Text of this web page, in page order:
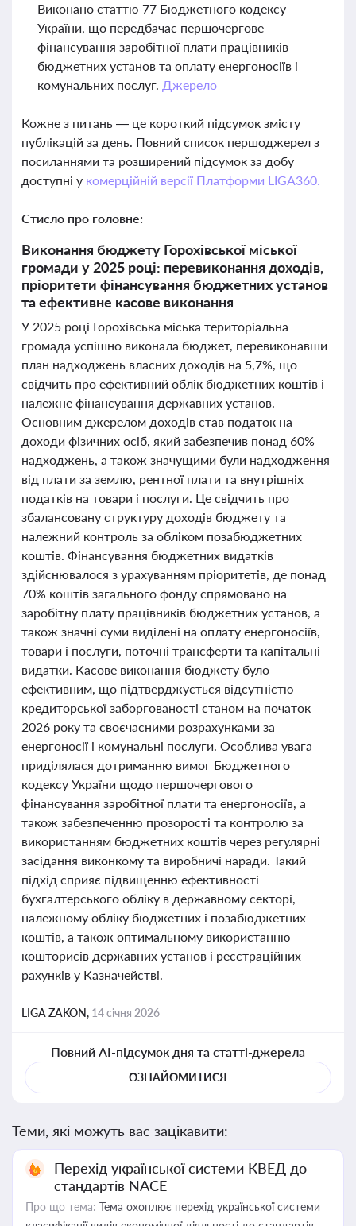
Виконано статтю 77 Бюджетного кодексу
України, що передбачає першочергове
фінансування заробітної плати працівників
бюджетних установ та оплату енергоносіїв і
комунальних послуг. Джерело
Кожне з питань — це короткий підсумок змісту
публікацій за день. Повний список першоджерел з
посиланнями та розширений підсумок за добу
доступні у комерційній версії Платформи LIGA360.
Стисло про головне:
Виконання бюджету Горохівської міської
громади у 2025 році: перевиконання доходів,
пріоритети фінансування бюджетних установ
та ефективне касове виконання
У 2025 році Горохівська міська територіальна
громада успішно виконала бюджет, перевиконавши
план надходжень власних доходів на 5,7%, що
свідчить про ефективний облік бюджетних коштів і
належне фінансування державних установ.
Основним джерелом доходів став податок на
доходи фізичних осіб, який забезпечив понад 60%
надходжень, а також значущими були надходження
від плати за землю, рентної плати та внутрішніх
податків на товари і послуги. Це свідчить про
збалансовану структуру доходів бюджету та
належний контроль за обліком позабюджетних
коштів. Фінансування бюджетних видатків
здійснювалося з урахуванням пріоритетів, де понад
70% коштів загального фонду спрямовано на
заробітну плату працівників бюджетних установ, а
також значні суми виділені на оплату енергоносіїв,
товари і послуги, поточні трансферти та капітальні
видатки. Касове виконання бюджету було
ефективним, що підтверджується відсутністю
кредиторської заборгованості станом на початок
2026 року та своєчасними розрахунками за
енергоносії і комунальні послуги. Особлива увага
приділялася дотриманню вимог Бюджетного
кодексу України щодо першочергового
фінансування заробітної плати та енергоносіїв, а
також забезпеченню прозорості та контролю за
використанням бюджетних коштів через регулярні
засідання виконкому та виробничі наради. Такий
підхід сприяє підвищенню ефективності
бухгалтерського обліку в державному секторі,
належному обліку бюджетних і позабюджетних
коштів, а також оптимальному використанню
кошторисів державних установ і реєстраційних
рахунків у Казначействі.
LIGA ZAKON, 14 січня 2026
Повний AI-підсумок дня та статті-джерела
ОЗНАЙОМИТИСЯ
Теми, які можуть вас зацікавити:
Перехід української системи КВЕД до
стандартів NACE
Про що тема: Тема охоплює перехід української системи